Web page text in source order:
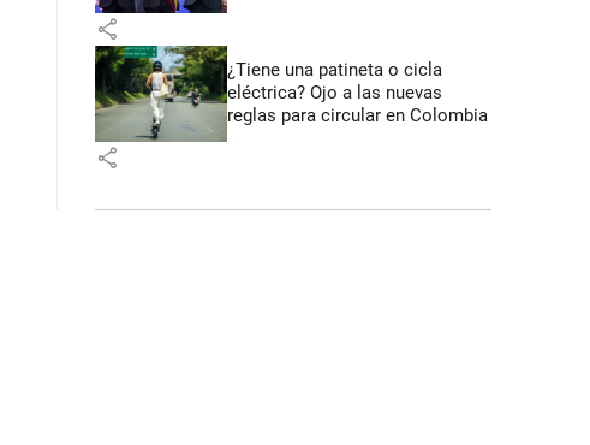
share
¿Tiene una patineta o cicla
eléctrica? Ojo a las nuevas
reglas para circular en Colombia
share